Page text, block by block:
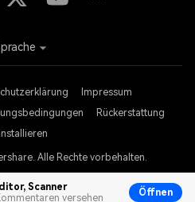
Scanner
versehen
Öffnen
Impressum
Rückerstattung
Alle Rechte vorbehalten.